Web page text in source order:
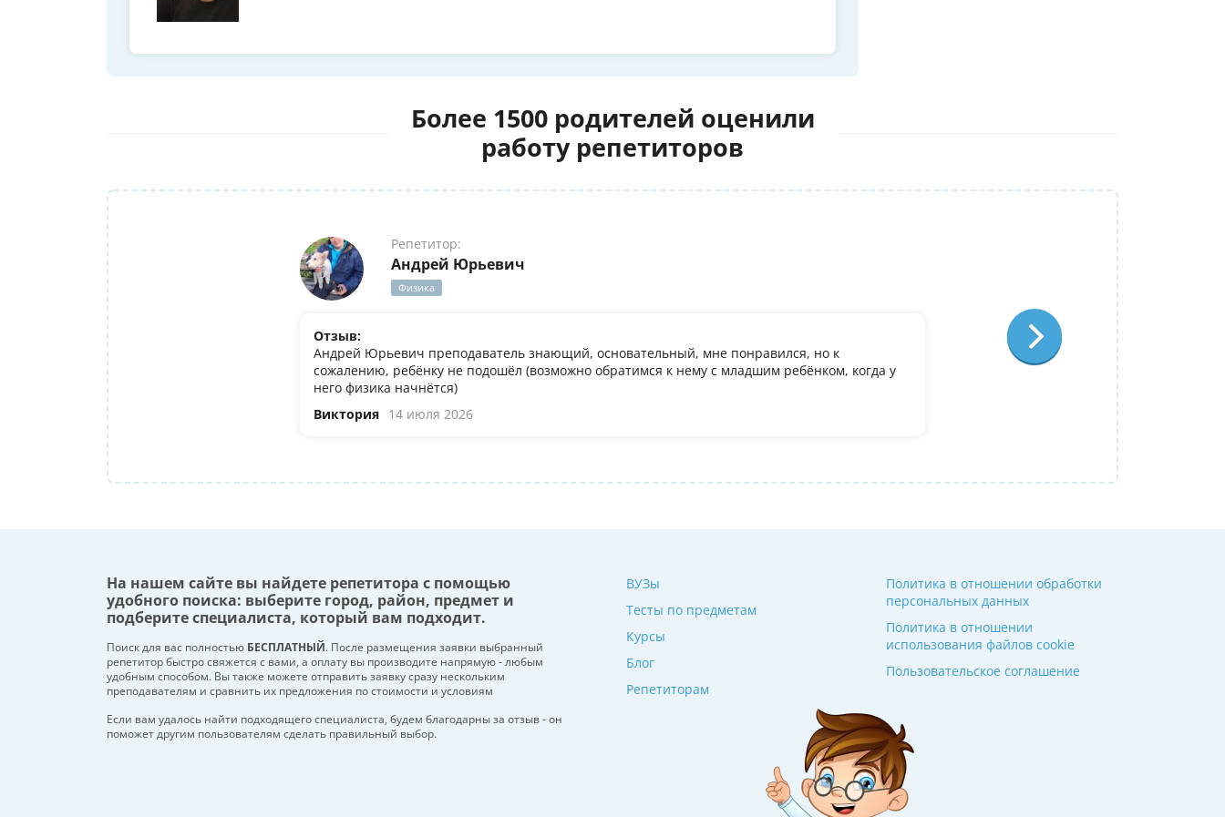
Более 1500 родителей оценили
работу репетиторов
Репетитор:
Андрей Юрьевич
Физика
Отзыв:
Андрей Юрьевич преподаватель знающий, основательный, мне понравился, но к
сожалению, ребёнку не подошёл (возможно обратимся к нему с младшим ребёнком, когда у
него физика начнётся)
Виктория 14 июля 2026
Ольга Александровна
У дочери есть желание поступить в it
олимпиадеого уровня 7 и 8 класс за
9. Искали посильнее преподавателя
Ольгой Александровне! Спасибо!
На нашем сайте вы найдете репетитора с помощью
удобного поиска: выберите город, район, предмет и
подберите специалиста, который вам подходит.
Поиск для вас полностью БЕСПЛАТНЫЙ. После размещения заявки выбранный
репетитор быстро свяжется с вами, а оплату вы производите напрямую - любым
удобным способом. Вы также можете отправить заявку сразу нескольким
преподавателям и сравнить их предложения по стоимости и условиям
Если вам удалось найти подходящего специалиста, будем благодарны за отзыв - он
поможет другим пользователям сделать правильный выбор.
ВУЗы
Тесты по предметам
Курсы
Блог
Репетиторам
Политика в отношении обработки
персональных данных
Политика в отношении
использования файлов cookie
Пользовательское соглашение